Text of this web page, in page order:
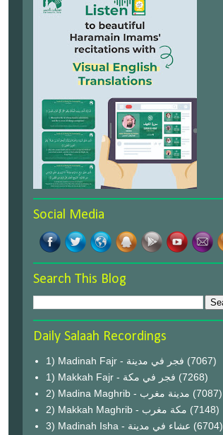
Social Media
Search This Blog
Daily Salaah Recordings
1) Madinah Fajr - فجر في مدينة (7067)
1) Makkah Fajr - فجر في مكة (7268)
2) Madina Maghrib - مدينة مغرب (7087)
2) Makkah Maghrib - مكة مغرب (7148)
3) Madinah Isha - عشاء في مدينة (6704)